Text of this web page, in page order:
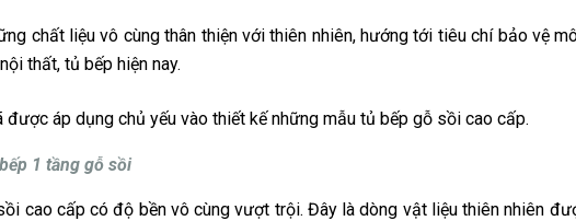
chất liệu vô cùng thân thiện với thiên nhiên, hướng tới tiêu chí bảo vệ
thất, tủ bếp hiện nay.
được áp dụng chủ yếu vào thiết kế những mẫu tủ bếp gỗ sồi cao cấp.
1 tầng gỗ sồi
cao cấp có độ bền vô cùng vượt trội. Đây là dòng vật liệu thiên nhiên